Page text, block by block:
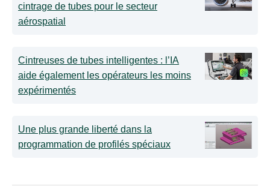
cintrage de tubes pour le secteur
aérospatial
Cintreuses de tubes intelligentes : l’IA
aide également les opérateurs les moins
expérimentés
Une plus grande liberté dans la
programmation de profilés spéciaux